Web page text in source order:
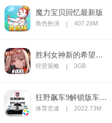
魔力宝贝回忆最新版
角色扮演 407.28M
胜利女神新的希望官方版
经营策略 3GB
狂野飙车9解锁版车辆全解锁版
体育竞速 2022.73M